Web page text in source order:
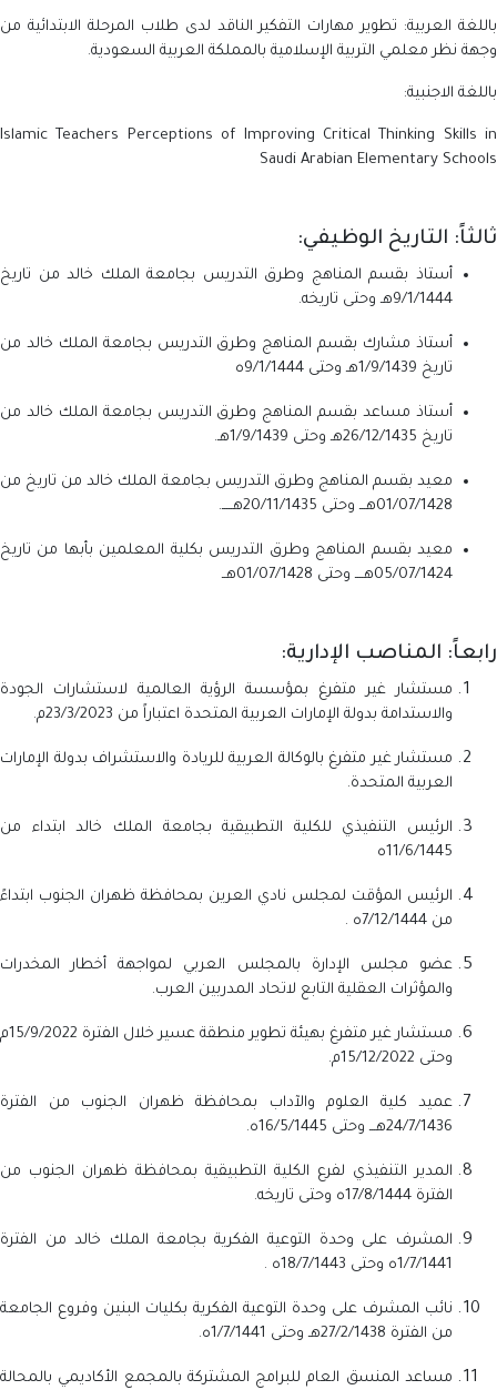
باللغة العربية: تطوير مهارات التفكير الناقد لدى طلاب المرحلة الابتدائية من
وجهة نظر معلمي التربية الإسلامية بالمملكة العربية السعودية.
باللغة الاجنبية:
Islamic Teachers Perceptions of Improving Critical Thinking Skills in
Saudi Arabian Elementary Schools
ثالثاً: التاريخ الوظيفي:
أستاذ بقسم المناهج وطرق التدريس بجامعة الملك خالد من تاريخ
9/1/1444هـ وحتى تاريخه.
أستاذ مشارك بقسم المناهج وطرق التدريس بجامعة الملك خالد من
تاريخ 1/9/1439هـ وحتى 9/1/1444ه
أستاذ مساعد بقسم المناهج وطرق التدريس بجامعة الملك خالد من
تاريخ 26/12/1435هـ وحتى 1/9/1439هـ.
معيد بقسم المناهج وطرق التدريس بجامعة الملك خالد من تاريخ من
01/07/1428هـــ وحتى 20/11/1435هـــــ.
معيد بقسم المناهج وطرق التدريس بكلية المعلمين بأبها من تاريخ
05/07/1424هــــ وحتى 01/07/1428هــ
رابعاً: المناصب الإدارية:
مستشار غير متفرغ بمؤسسة الرؤية العالمية لاستشارات الجودة
والاستدامة بدولة الإمارات العربية المتحدة اعتباراً من 23/3/2023م.
مستشار غير متفرغ بالوكالة العربية للريادة والاستشراف بدولة الإمارات
العربية المتحدة.
الرئيس التنفيذي للكلية التطبيقية بجامعة الملك خالد ابتداء من
11/6/1445ه
الرئيس المؤقت لمجلس نادي العرين بمحافظة ظهران الجنوب ابتداءً
من 7/12/1444ه .
عضو مجلس الإدارة بالمجلس العربي لمواجهة أخطار المخدرات
والمؤثرات العقلية التابع لاتحاد المدربين العرب.
مستشار غير متفرغ بهيئة تطوير منطقة عسير خلال الفترة 15/9/2022م
وحتى 15/12/2022م.
عميد كلية العلوم والآداب بمحافظة ظهران الجنوب من الفترة
24/7/1436هـــ وحتى 16/5/1445ه.
المدير التنفيذي لفرع الكلية التطبيقية بمحافظة ظهران الجنوب من
الفترة 17/8/1444ه وحتى تاريخه.
المشرف على وحدة التوعية الفكرية بجامعة الملك خالد من الفترة
1/7/1441ه وحتى 18/7/1443ه .
نائب المشرف على وحدة التوعية الفكرية بكليات البنين وفروع الجامعة
من الفترة 27/2/1438هـ وحتى 1/7/1441ه.
مساعد المنسق العام للبرامج المشتركة بالمجمع الأكاديمي بالمحالة